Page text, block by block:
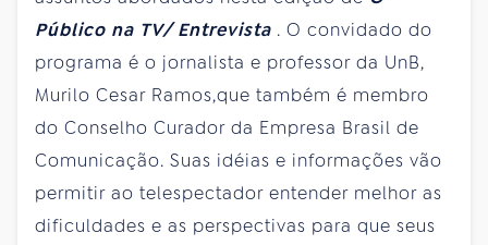
Público na TV/ Entrevista . O convidado do
programa é o jornalista e professor da UnB,
Murilo Cesar Ramos,que também é membro
do Conselho Curador da Empresa Brasil de
Comunicação. Suas idéias e informações vão
permitir ao telespectador entender melhor as
dificuldades e as perspectivas para que seus